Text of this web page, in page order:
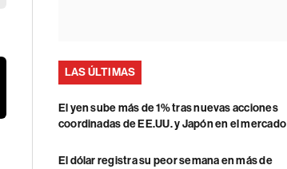
LAS ÚLTIMAS
El yen sube más de 1% tras nuevas acciones
coordinadas de EE.UU. y Japón en el mercado
El dólar registra su peor semana en más de